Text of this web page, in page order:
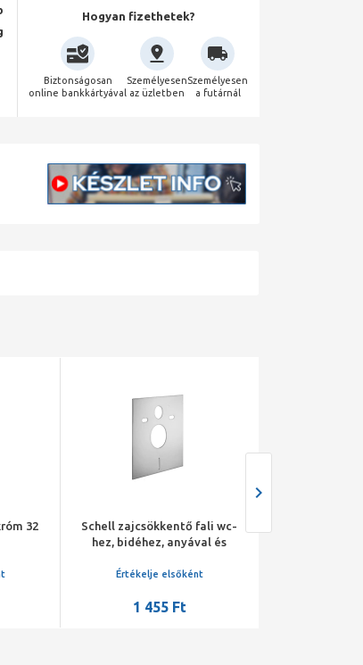
Hogyan fizethetek?
Biztonságosan
online bankkártyával
Személyesen
az üzletben
Személyesen
a futárnál
32
Schell zajcsökkentő fali wc-
hez, bidéhez, anyával és
Értékelje elsőként
1 455 Ft